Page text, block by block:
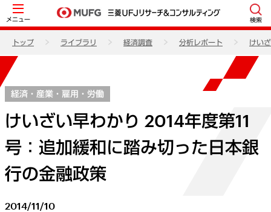
メニュー 検索
トップ ライブラリ 経済調査 分析レポート けい
経済・産業・雇用・労働
けいざい早わかり 2014年度第11
号：追加緩和に踏み切った日本銀
行の金融政策
2014/11/10